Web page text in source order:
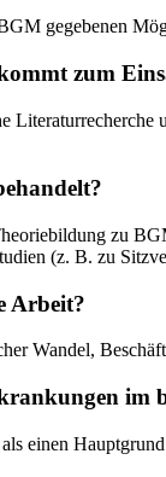
gegebenen
zum
Literaturrecherche
zu
(z. B. zu
Arbeit?
Wandel,
im
einen